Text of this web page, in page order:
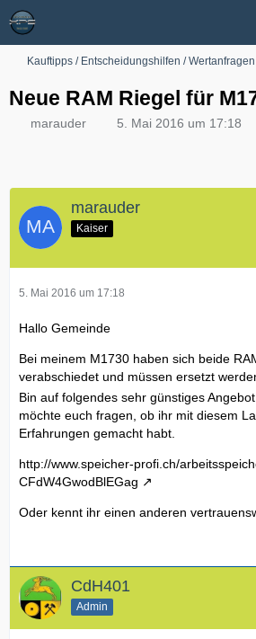
Kauftipps / Entscheidungshilfen / Wertanfragen
Neue RAM Riegel für
marauder 5. Mai 2016 um 17:18
marauder
Kaiser
5. Mai 2016 um 17:18
Hallo Gemeinde
Bei meinem M1730 haben sich beide
verabschiedet und müssen ersetzt
Bin auf folgendes sehr günstiges
möchte euch fragen, ob ihr mit diesem
Erfahrungen gemacht habt.
http://www.speicher-profi.ch/
CFdW4GwodBlEGag
Oder kennt ihr einen anderen
CdH401
Admin